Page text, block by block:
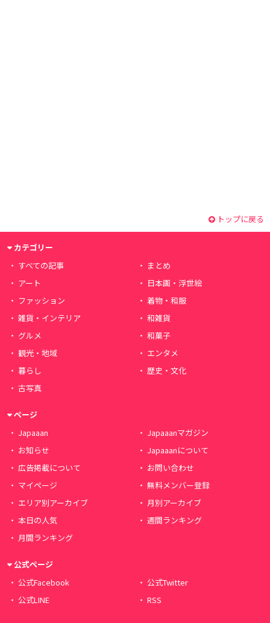
トップに戻る
カテゴリー
すべての記事
まとめ
アート
日本画・浮世絵
ファッション
着物・和服
雑貨・インテリア
和雑貨
グルメ
和菓子
観光・地域
エンタメ
暮らし
歴史・文化
古写真
ページ
Japaaan
Japaaanマガジン
お知らせ
Japaaanについて
広告掲載について
お問い合わせ
マイページ
無料メンバー登録
エリア別アーカイブ
月別アーカイブ
本日の人気
週間ランキング
月間ランキング
公式ページ
公式Facebook
公式Twitter
公式LINE
RSS